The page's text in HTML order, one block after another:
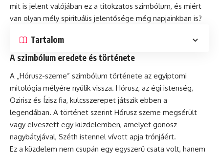
mit is jelent valójában ez a titokzatos szimbólum, és miért
van olyan mély spirituális jelentősége még napjainkban is?
Tartalom
A szimbólum eredete és története
A „Hórusz-szeme” szimbólum története az egyiptomi
mitológia mélyére nyúlik vissza. Hórusz, az égi istenség,
Ozirisz és Ízisz fia, kulcsszerepet játszik ebben a
legendában. A történet szerint Hórusz szeme megsérült
vagy elveszett egy küzdelemben, amelyet gonosz
nagybátyjával, Széth istennel vívott apja trónjáért.
Ez a küzdelem nem csupán egy egyszerű csata volt, hanem